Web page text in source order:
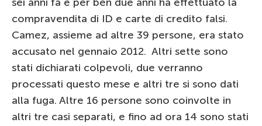
compravendita di ID e carte di credito falsi.
Camez, assieme ad altre 39 persone, era stato
accusato nel gennaio 2012. Altri sette sono
stati dichiarati colpevoli, due verranno
processati questo mese e altri tre si sono dati
alla fuga. Altre 16 persone sono coinvolte in
altri tre casi separati, e fino ad ora 14 sono stati